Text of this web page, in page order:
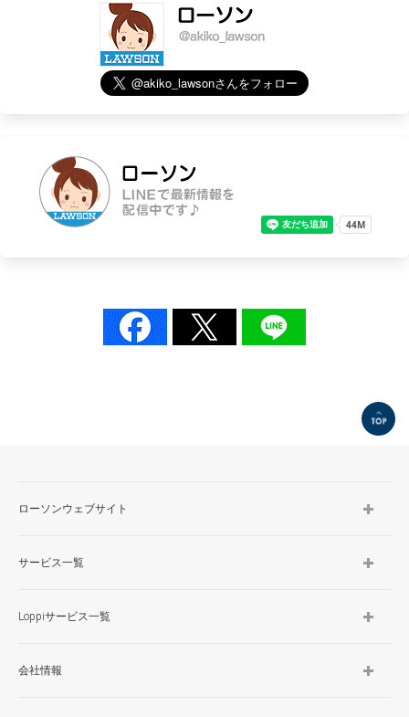
ローソンウェブサイト
サービス一覧
Loppiサービス一覧
会社情報